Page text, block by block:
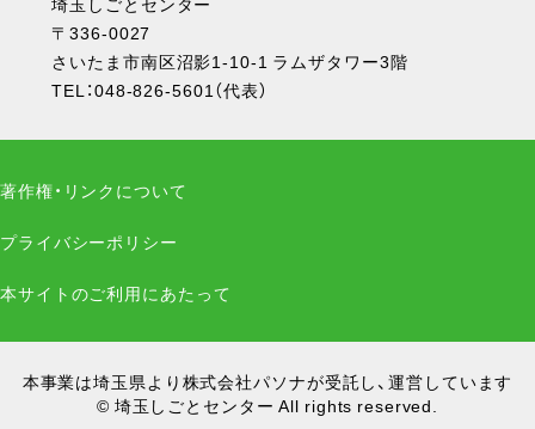
〒336-0027
さいたま市南区沼影1-10-1 ラムザタワー3階
TEL：048-826-5601（代表）
著作権・リンクについて
プライバシーポリシー
本サイトのご利用にあたって
本事業は埼玉県より株式会社パソナが受託し、運営しています
© 埼玉しごとセンター All rights reserved.